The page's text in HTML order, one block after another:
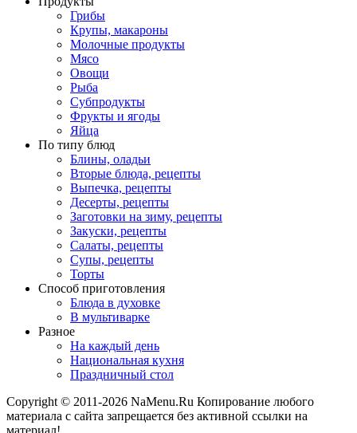
Грибы
Крупы, макароны
Молочные продукты
Мясо
Овощи
Рыба
Субпродукты
Фрукты и ягоды
Яйца
По типу блюд
Блины, оладьи
Вторые блюда, рецепты
Выпечка, рецепты
Десерты, рецепты
Заготовки на зиму, рецепты
Закуски, рецепты
Салаты, рецепты
Супы, рецепты
Торты
Способ приготовления
Блюда в духовке
В мультиварке
Разное
На каждый день
Национальная кухня
Праздничный стол
Copyright © 2011-2026 NaMenu.Ru Копирование любого
материала с сайта запрещается без активной ссылки на
материал!